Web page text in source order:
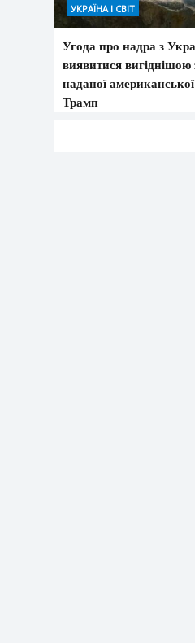
УКРАЇНА І СВІТ
Угода про надра з
виявитися вигіднішою
наданої
Трамп